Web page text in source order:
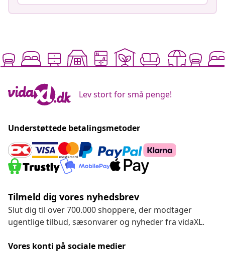
Lev stort for små penge!
Understøttede betalingsmetoder
Tilmeld dig vores nyhedsbrev
Slut dig til over 700.000 shoppere, der modtager
ugentlige tilbud, sæsonvarer og nyheder fra vidaXL.
Vores konti på sociale medier